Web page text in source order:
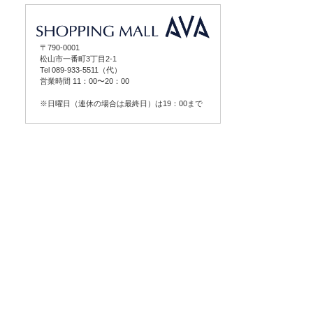
〒790-0001
松山市一番町3丁目2-1
Tel 089-933-5511（代）
営業時間 11：00〜20：00
※日曜日（連休の場合は最終日）は19：00まで